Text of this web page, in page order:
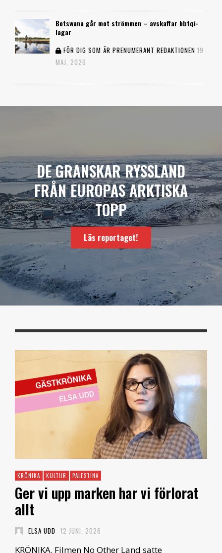
Botswana går mot strömmen – avskaffar hbtqi-
lagar
FÖR DIG SOM ÄR PRENUMERANT REDAKTIONEN 19
MAJ, 2026
DE GRANSKAR RYSSLAND
FRÅN EUROPAS ARKTISKA
TOPP
Läs reportaget!
KRÖNIKA KULTUR PALESTINA
Ger vi upp marken har vi förlorat
allt
ELSA UDD 12 JUNI, 2026
KRÖNIKA. Filmen No Other Land satte